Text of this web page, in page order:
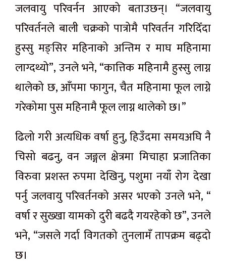
जलवायु परिवर्नन आएको बताउछन्। “जलवायु
परिवर्तनले बाली चक्रको पात्रोमै परिवर्तन गरिदिँदा
हुस्सु मङ्सिर महिनाको अन्तिम र माघ महिनामा
लाग्दथ्यो”, उनले भने, “कात्तिक महिनामै हुस्सु लाग्न
थालेको छ, आँपमा फागुन, चैत महिनामा फूल लाग्ने
गरेकोमा पुस महिनामै फूल लाग्न थालेको छ।”
ढिलो गरी अत्यधिक वर्षा हुनु, हिउँदमा समयअघि नै
चिसो बढनु, वन जङ्गल क्षेत्रमा मिचाहा प्रजातिका
विरुवा प्रशस्त रुपमा देखिनु, पशुमा नयाँ रोग देखा
पर्नु जलवायु परिवर्तनको असर भएको उनले भने, “
वर्षा र सुख्खा यामको दुरी बढदै गयरहेको छ”, उनले
भने, “जसले गर्दा विगतको तुनलामँ तापक्रम बढ्दो
छ।